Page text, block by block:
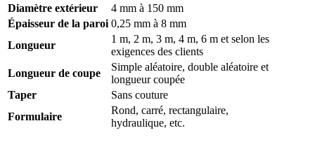
Diamètre extérieur
4 mm à 150 mm
Épaisseur de la paroi 0,25 mm à 8 mm
Longueur
1 m, 2 m, 3 m, 4 m, 6 m et selon les
exigences des clients
Longueur de coupe
Simple aléatoire, double aléatoire et
longueur coupée
Taper
Sans couture
Formulaire
Rond, carré, rectangulaire,
hydraulique, etc.